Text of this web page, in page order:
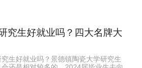
究生好就业吗？四大名牌大
生好就业吗？景德镇陶瓷大学研究生